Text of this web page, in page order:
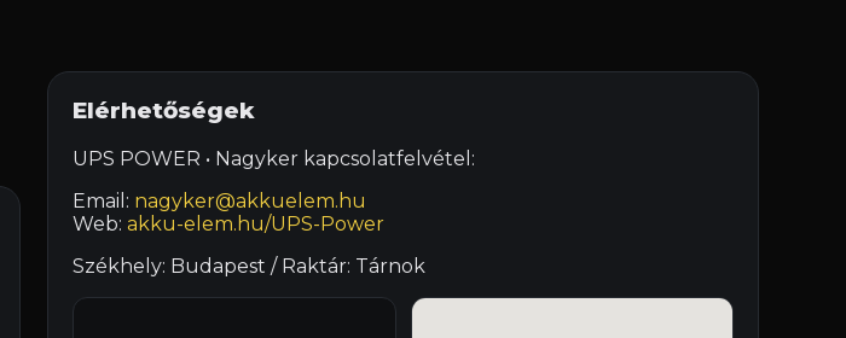
Elérhetőségek
UPS POWER • Nagyker kapcsolatfelvétel:
Email: nagyker@akkuelem.hu
Web: akku-elem.hu/UPS-Power
Székhely: Budapest / Raktár: Tárnok